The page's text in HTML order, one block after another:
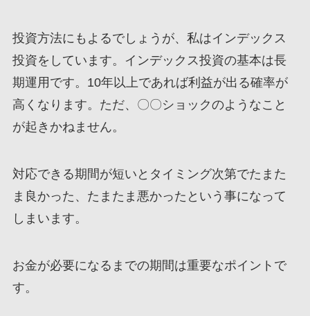
投資方法にもよるでしょうが、私はインデックス
投資をしています。インデックス投資の基本は長
期運用です。10年以上であれば利益が出る確率が
高くなります。ただ、〇〇ショックのようなこと
が起きかねません。
対応できる期間が短いとタイミング次第でたまた
ま良かった、たまたま悪かったという事になって
しまいます。
お金が必要になるまでの期間は重要なポイント で
す。